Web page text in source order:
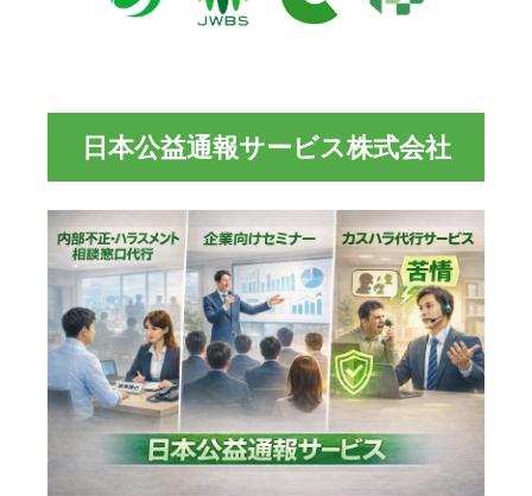
日本公益通報サービス株式会社